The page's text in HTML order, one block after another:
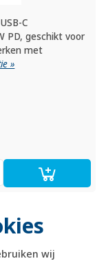
wij
C
PD, geschikt voor
met
»